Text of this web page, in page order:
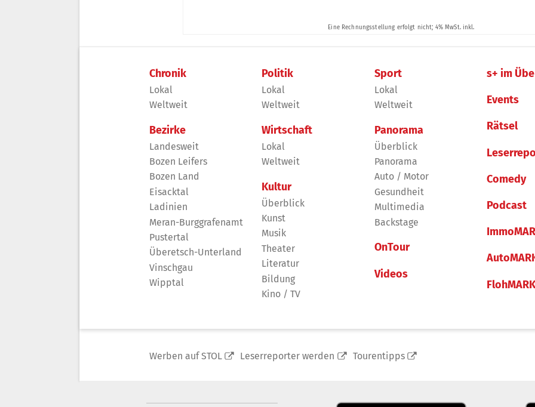
Chronik
Lokal
Weltweit
Bezirke
Landesweit
Bozen Leifers
Bozen Land
Eisacktal
Ladinien
Meran-Burggrafenamt
Pustertal
Überetsch-Unterland
Vinschgau
Wipptal
Politik
Lokal
Weltweit
Wirtschaft
Lokal
Weltweit
Kultur
Überblick
Kunst
Musik
Theater
Literatur
Bildung
Kino / TV
Sport
Lokal
Weltweit
Panorama
Überblick
Panorama
Auto / Motor
Gesundheit
Multimedia
Backstage
OnTour
Videos
s+ im
Events
Rätsel
Comedy
Podcast
Werben auf STOL Leserreporter werden Tourentipps